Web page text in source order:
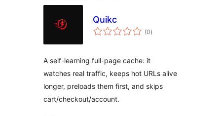
Quikc
(0Bewertungen
insgesamt
)
A self-learning full-page cache: it
watches real traffic, keeps hot URLs alive
longer, preloads them first, and skips
cart/checkout/account.